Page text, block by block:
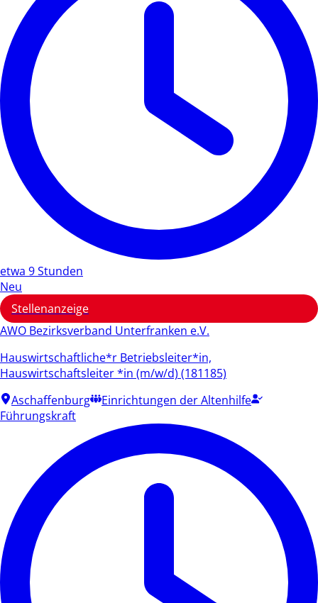
etwa 9 Stunden
Neu
Stellenanzeige
AWO Bezirksverband Unterfranken e.V.
Hauswirtschaftliche*r Betriebsleiter*in,
Hauswirtschaftsleiter *in (m/w/d) (181185)
Aschaffenburg
Einrichtungen der Altenhilfe
Führungskraft